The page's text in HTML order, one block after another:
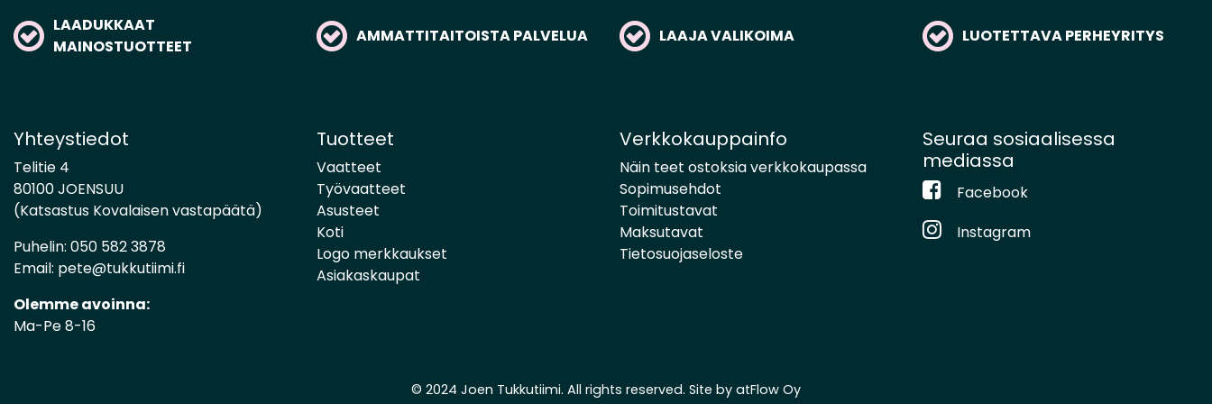
LAADUKKAAT
MAINOSTUOTTEET
AMMATTITAITOISTA PALVELUA LAAJA VALIKOIMA LUOTETTAVA PERHEYRITYS
Yhteystiedot
Telitie 4
80100 JOENSUU
(Katsastus Kovalaisen vastapäätä)
Puhelin: 050 582 3878
Email: pete@tukkutiimi.fi
Olemme avoinna:
Ma-Pe 8-16
Tuotteet
Vaatteet
Työvaatteet
Asusteet
Koti
Logo merkkaukset
Asiakaskaupat
Verkkokauppainfo
Näin teet ostoksia verkkokaupassa
Sopimusehdot
Toimitustavat
Maksutavat
Tietosuojaseloste
Seuraa sosiaalisessa
mediassa
Facebook
Instagram
© 2024 Joen Tukkutiimi. All rights reserved. Site by atFlow Oy